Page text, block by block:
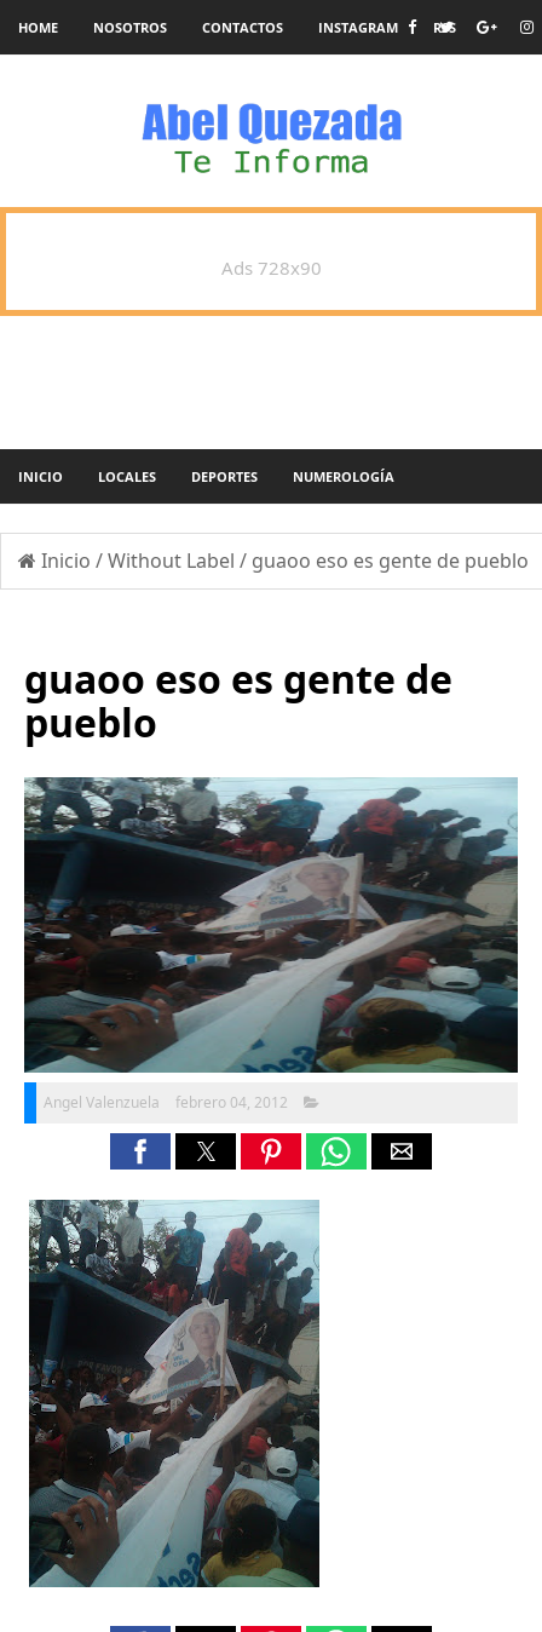
HOME NOSOTROS CONTACTOS INSTAGRAM RSS
Ads 728x90
INICIO LOCALES DEPORTES NUMEROLOGÍA
Inicio /Without Label / guaoo eso es gente de pueblo
guaoo eso es gente de
pueblo
Angel Valenzuela febrero 04, 2012